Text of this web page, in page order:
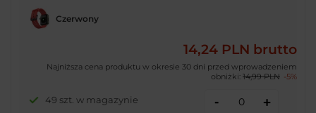
Czerwony
14,24 PLN brutto
Najniższa cena produktu w okresie 30 dni przed wprowadzeniem
obniżki: 14,99 PLN -5%
49 szt. w magazynie - +